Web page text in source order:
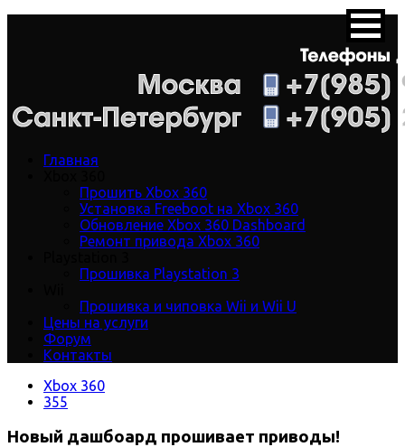
Главная
Прошить Xbox 360
Установка Freeboot на Xbox 360
Обновление Xbox 360 Dashboard
Ремонт привода Xbox 360
Прошивка Playstation 3
Прошивка и чиповка Wii и Wii U
Цены на услуги
Форум
Контакты
Xbox 360
355
Новый дашбоард прошивает приводы!